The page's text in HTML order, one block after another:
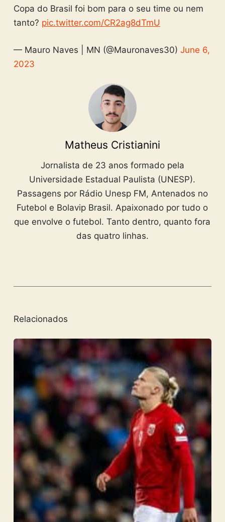
Copa do Brasil foi bom para o seu time ou nem
tanto? pic.twitter.com/CR2ag8dTmU
— Mauro Naves | MN (@Mauronaves30) June 6,
2023
Matheus Cristianini
Jornalista de 23 anos formado pela
Universidade Estadual Paulista (UNESP).
Passagens por Rádio Unesp FM, Antenados no
Futebol e Bolavip Brasil. Apaixonado por tudo o
que envolve o futebol. Tanto dentro, quanto fora
das quatro linhas.
Relacionados